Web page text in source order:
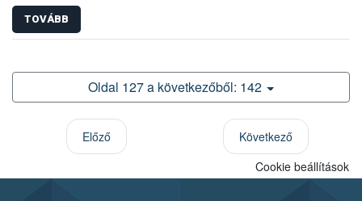
TOVÁBB
Oldal 127 a következőből: 142
Előző
Következő
Cookie beállítások